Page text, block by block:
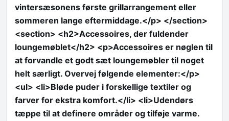
vintersæsonens første grillarrangement eller
sommeren lange eftermiddage.</p> </section>
<section> <h2>Accessoires, der fuldender
loungemøblet</h2> <p>Accessoires er nøglen til
at forvandle et godt sæt loungemøbler til noget
helt særligt. Overvej følgende elementer:</p>
<ul> <li>Bløde puder i forskellige textiler og
farver for ekstra komfort.</li> <li>Udendørs
tæppe til at definere områder og tilføje varme.